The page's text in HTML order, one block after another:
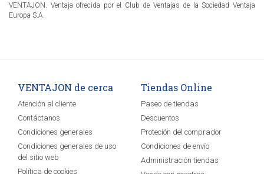
VENTAJON. Ventaja ofrecida por el Club de Ventajas de la Sociedad Ventaja
Europa S.A.
VENTAJON de cerca
Atención al cliente
Contáctanos
Condiciones generales
Condiciones generales de uso
del sitio web
Política de cookies
Tiendas Online
Paseo de tiendas
Descuentos
Proteción del comprador
Condiciones de envío
Administración tiendas